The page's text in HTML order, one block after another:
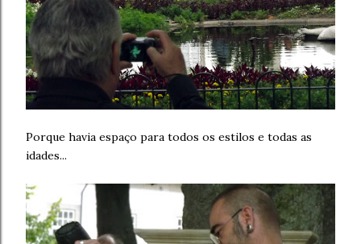
Porque havia espaço para todos os estilos e todas as
idades...